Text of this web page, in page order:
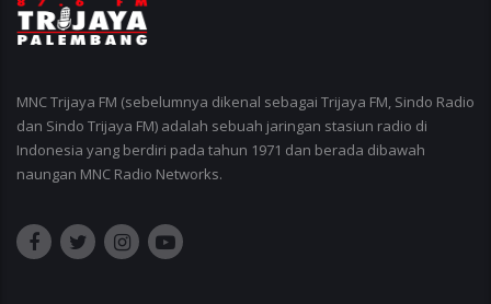
MNC Trijaya FM (sebelumnya dikenal sebagai Trijaya FM, Sindo Radio
dan Sindo Trijaya FM) adalah sebuah jaringan stasiun radio di
Indonesia yang berdiri pada tahun 1971 dan berada dibawah
naungan MNC Radio Networks.